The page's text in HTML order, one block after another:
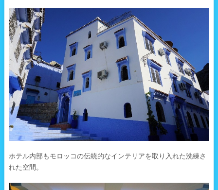
ホテル内部もモロッコの伝統的なインテリアを取り入れた洗練さ
れた空間。